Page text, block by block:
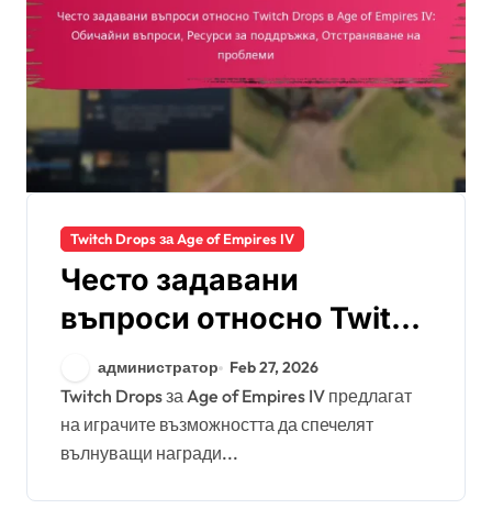
Twitch Drops за Age of Empires IV
Често задавани
въпроси относно Twitch
Drops в Age of Empires
IV: Обичайни въпроси,
Ресурси за поддръжка,
Отстраняване на
проблеми
администратор Feb 27, 2026
Twitch Drops за Age of Empires IV предлагат
на играчите възможността да спечелят
вълнуващи награди...